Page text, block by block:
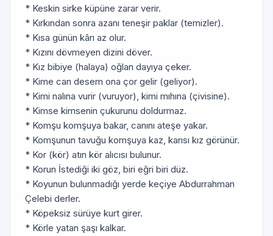
* Keskin sirke küpüne zarar verir.
* Kırkından sonra azanı teneşir paklar (temizler).
* Kısa günün kârı az olur.
* Kızını dövmeyen dizini döver.
* Kız bibiye (halaya) oğlan dayıya çeker.
* Kime can desem ona çor gelir (geliyor).
* Kimi nalına vurir (vuruyor), kimi mıhına (çivisine).
* Kimse kimsenin çukurunu doldurmaz.
* Komşu komşuya bakar, canını ateşe yakar.
* Komşunun tavuğu komşuya kaz, karısı kız görünür.
* Kor (kör) atın kör alıcısı bulunur.
* Korun İstediği iki göz, biri eğri biri düz.
* Koyunun bulunmadığı yerde keçiye Abdurrahman
Çelebi derler.
* Köpeksiz sürüye kurt girer.
* Körle yatan şaşı kalkar.